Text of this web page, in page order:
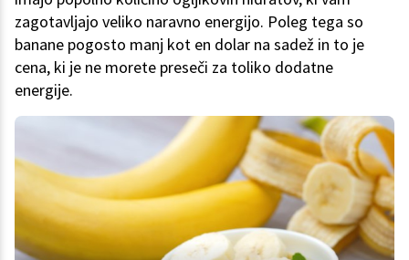
zagotavljajo veliko naravno energijo. Poleg tega so
banane pogosto manj kot en dolar na sadež in to je
cena, ki je ne morete preseči za toliko dodatne
energije.